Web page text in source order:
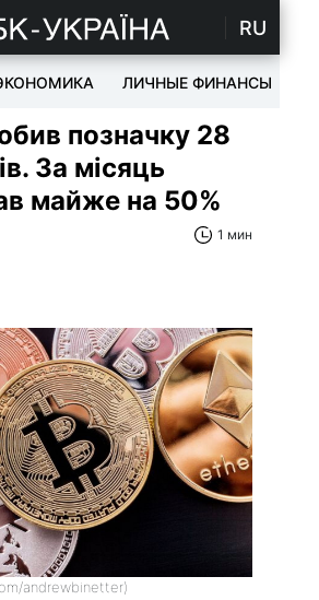
RU
ЛИЧНЫЕ ФИНАНСЫ
позначку 28
За місяць
майже на 50%
1 мин
andrewbinetter)